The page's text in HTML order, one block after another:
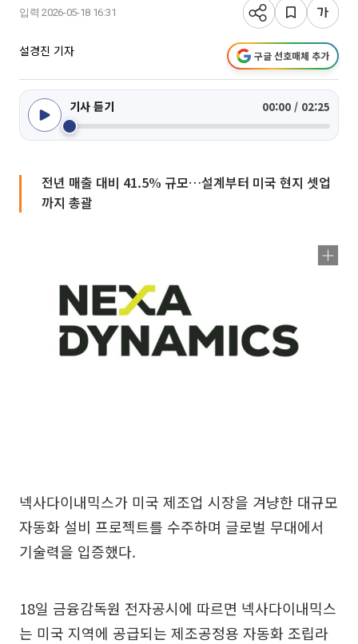
입력 2026-05-18 16:31
설경진 기자 구글 선호매체 추가
기사 듣기 00:00 / 02:25
전년 매출 대비 41.5% 규모…설계부터 미국 현지 셋업
까지 총괄
넥사다이내믹스가 미국 제조업 시장을 겨냥한 대규모
자동화 설비 프로젝트를 수주하며 글로벌 무대에서
기술력을 입증했다.
18일 금융감독원 전자공시에 따르면 넥사다이내믹스
는 미국 지역에 공급되는 제조공정용 자동화 조립라